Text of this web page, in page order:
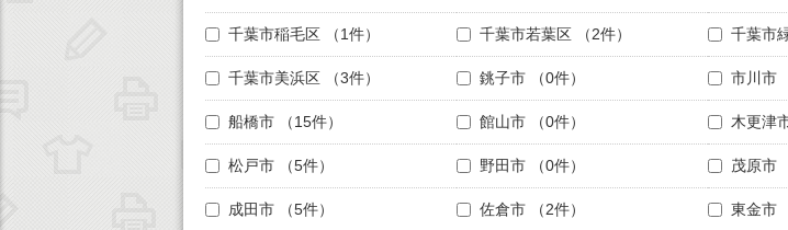
千葉市稲毛区 （1件） 千葉市若葉区 （2件） 千葉市
千葉市美浜区 （3件） 銚子市 （0件） 市川市
船橋市 （15件） 館山市 （0件） 木更津
松戸市 （5件） 野田市 （0件） 茂原市
成田市 （5件） 佐倉市 （2件） 東金市